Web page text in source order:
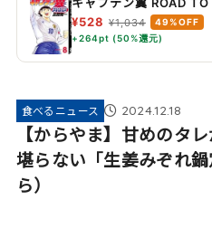
¥528 ¥1,034
49%OFF
+264pt (50%還元)
食べるニュース 2024.12.18
【からやま】甘めのタ
堪らない「生姜みぞれ
ら）